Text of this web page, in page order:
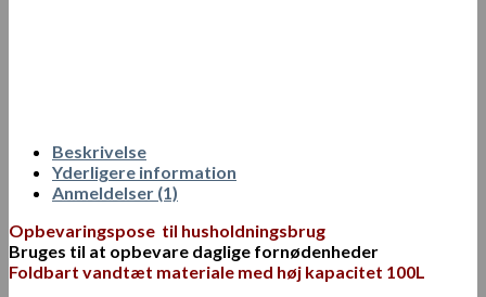
Beskrivelse
Yderligere information
Anmeldelser (1)
Opbevaringspose til husholdningsbrug
Bruges til at opbevare daglige fornødenheder
Foldbart vandtæt materiale med høj kapacitet 100L